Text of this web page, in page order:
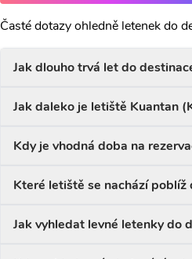
Časté dotazy ohledně letenek do
Jak dlouho trvá let do
Jak daleko je letiště Kuantan
Kdy je vhodná doba na
Které letiště se nachází poblíž
Jak vyhledat levné letenky do